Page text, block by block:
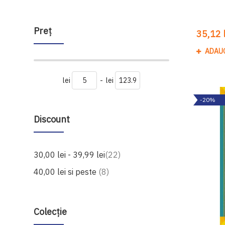
Preţ
lei - lei
Discount
30,00 lei - 39,99 lei 22produse
40,00 lei si peste 8produse
Colecție
35,12
-20%